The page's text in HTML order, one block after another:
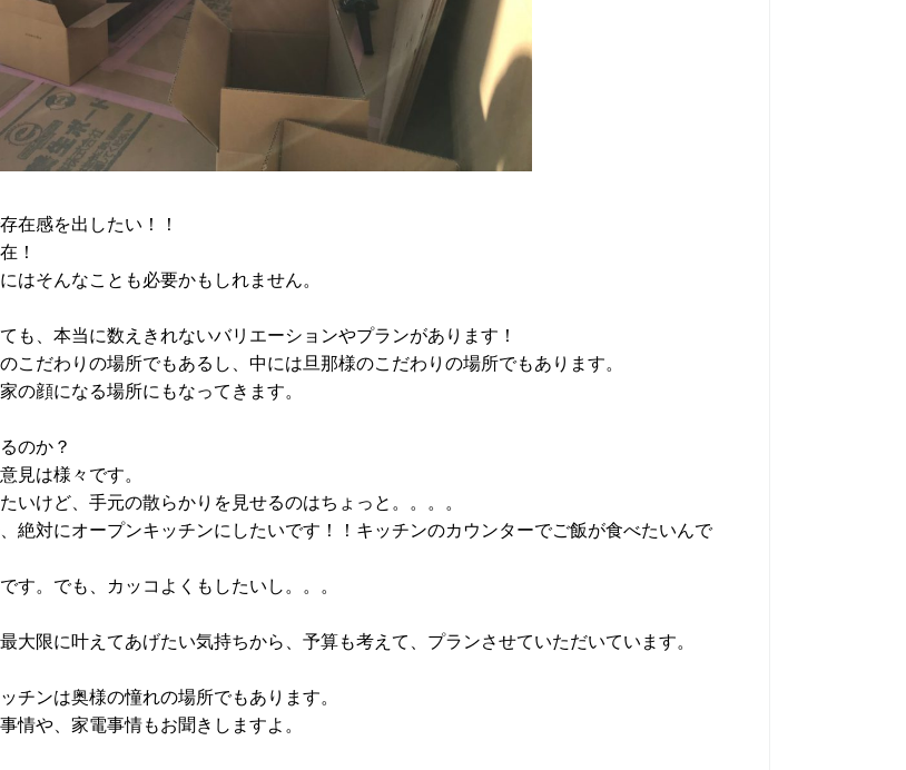
在感を出したい！！
！
はそんなことも必要かもしれません。
も、本当に数えきれないバリエーションやプランがあります！
こだわりの場所でもあるし、中には旦那様のこだわりの場所でもあります。
の顔になる場所にもなってきます。
のか？
見は様々です。
いけど、手元の散らかりを見せるのはちょっと。。。。
絶対にオープンキッチンにしたいです！！キッチンのカウンターでご飯が食べたいんで
す。でも、カッコよくもしたいし。。。
大限に叶えてあげたい気持ちから、予算も考えて、プランさせていただいています。
チンは奥様の憧れの場所でもあります。
情や、家電事情もお聞きしますよ。